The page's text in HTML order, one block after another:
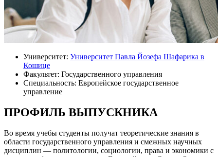
Университет: Университет Павла Йозефа Шафарика в
Кошице
Факультет: Государственного управления
Специальность: Европейское государственное
управление
ПРОФИЛЬ ВЫПУСКНИКА
Во время учебы студенты получат теоретические знания в
области государственного управления и смежных научных
дисциплин — политологии, социологии, права и экономики с